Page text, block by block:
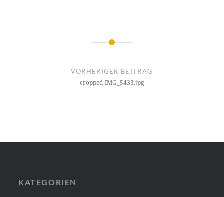
Beitragsnavigation
VORHERIGER BEITRAG
cropped-IMG_5433.jpg
KATEGORIEN